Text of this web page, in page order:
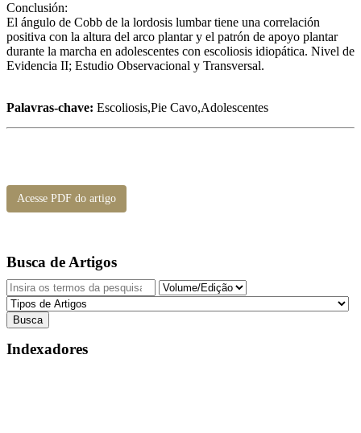
Conclusión:
El ángulo de Cobb de la lordosis lumbar tiene una correlación
positiva con la altura del arco plantar y el patrón de apoyo plantar
durante la marcha en adolescentes con escoliosis idiopática. Nivel de
Evidencia II; Estudio Observacional y Transversal.
Palavras-chave: Escoliosis,Pie Cavo,Adolescentes
Acesse PDF do artigo
Busca de Artigos
Indexadores